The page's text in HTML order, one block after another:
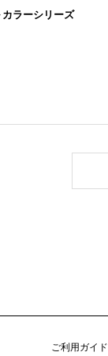
ラーシリーズ
ご利用ガイド